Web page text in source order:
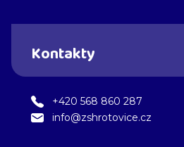
Kontakty
+420 568 860 287
info@zshrotovice.cz